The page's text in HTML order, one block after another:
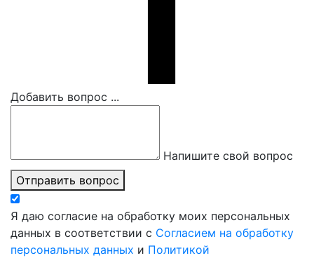
Добавить вопрос ...
Напишите свой вопрос
Отправить вопрос
Я даю согласие на обработку моих персональных
данных в соответствии с Согласием на обработку
персональных данных и Политикой